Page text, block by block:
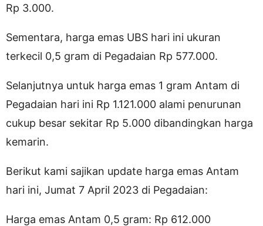
Rp 3.000.
Sementara, harga emas UBS hari ini ukuran
terkecil 0,5 gram di Pegadaian Rp 577.000.
Selanjutnya untuk harga emas 1 gram Antam di
Pegadaian hari ini Rp 1.121.000 alami penurunan
cukup besar sekitar Rp 5.000 dibandingkan harga
kemarin.
Berikut kami sajikan update harga emas Antam
hari ini, Jumat 7 April 2023 di Pegadaian:
Harga emas Antam 0,5 gram: Rp 612.000